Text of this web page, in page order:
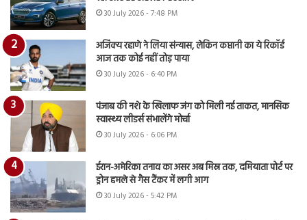
30 July 2026 - 7:48 PM
अजिंक्य रहाणे ने लिया संन्यास, लेकिन कप्तानी का ये रिकॉर्ड
आज तक कोई नहीं तोड़ पाया
30 July 2026 - 6:40 PM
पंजाब की नशे के खिलाफ जंग को मिली नई ताकत, मानसिक
स्वास्थ्य लीडर्स संभालेंगे मोर्चा
30 July 2026 - 6:06 PM
ईरान-अमेरिका तनाव का असर अब मिस्र तक, दमियाता पोर्ट पर
ड्रोन हमले से गैस टैंकर में लगी आग
30 July 2026 - 5:42 PM